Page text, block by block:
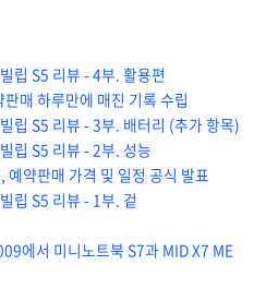
립 S5 리뷰 - 4부. 활용편
매 하루만에 매진 기록 수립
립 S5 리뷰 - 3부. 배터리 (추가 항목)
립 S5 리뷰 - 2부. 성능
약판매 가격 및 일정 공식 발표
립 S5 리뷰 - 1부. 겉
에서 미니노트북 S7과 MID X7 ME